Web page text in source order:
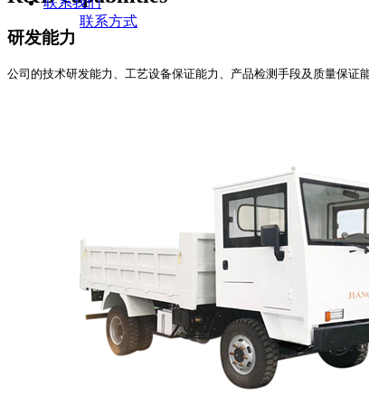
联系方式
研发能力
公司的技术研发能力、工艺设备保证能力、产品检测手段及质量保